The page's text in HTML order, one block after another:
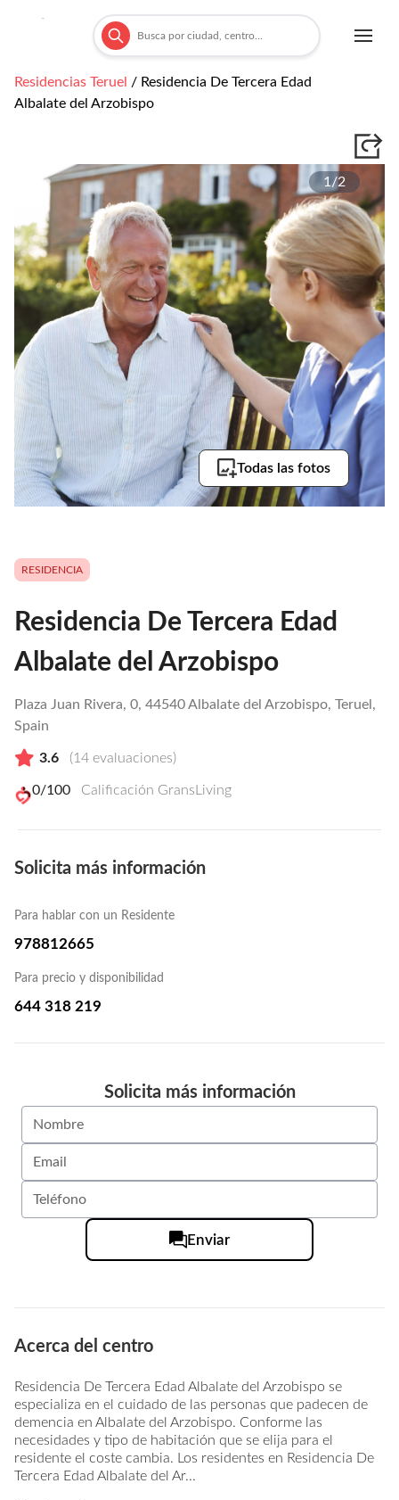
Residencias Teruel / Residencia De Tercera Edad
Albalate del Arzobispo
1/2
Todas las fotos
RESIDENCIA
Residencia De Tercera Edad
Albalate del Arzobispo
Plaza Juan Rivera, 0, 44540 Albalate del Arzobispo, Teruel,
Spain
3.6 (14 evaluaciones)
0/100 Calificación GransLiving
Solicita más información
Para hablar con un Residente
978812665
Para precio y disponibilidad
644 318 219
Solicita más información
Enviar
Acerca del centro
Residencia De Tercera Edad Albalate del Arzobispo se
especializa en el cuidado de las personas que padecen de
demencia en Albalate del Arzobispo. Conforme las
necesidades y tipo de habitación que se elija para el
residente el coste cambia. Los residentes en Residencia De
Tercera Edad Albalate del Ar...